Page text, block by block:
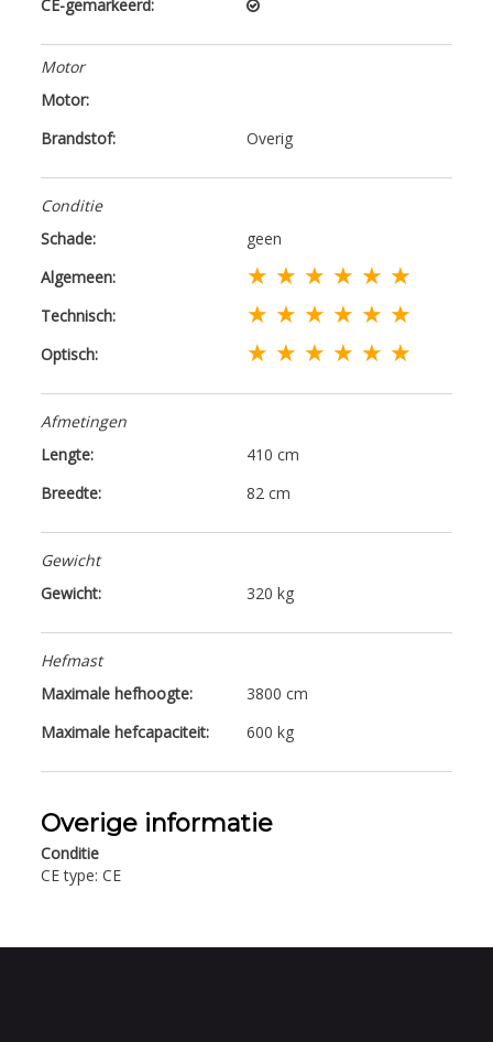
CE-gemarkeerd:
Motor
Motor:
Brandstof:
Overig
Conditie
Schade:
geen
Algemeen:
★ ★ ★ ★ ★ ★
Technisch: ★ ★ ★ ★ ★ ★
Optisch: ★ ★ ★ ★ ★ ★
Afmetingen
Lengte:
410 cm
Breedte:
82 cm
Gewicht
Gewicht:
320 kg
Hefmast
Maximale hefhoogte:
3800 cm
Maximale hefcapaciteit:
600 kg
Overige informatie
Conditie
CE type: CE